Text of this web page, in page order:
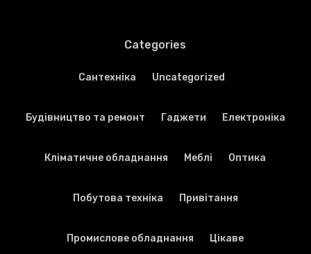
Categories
Cантехніка Uncategorized
Будівництво та ремонт Гаджети Електроніка
Кліматичне обладнання Меблі Оптика
Побутова техніка Привітання
Промислове обладнання Цікаве